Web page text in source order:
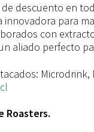
descuento en
innovadora para
con
aliado perfecto
Roasters.